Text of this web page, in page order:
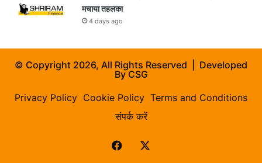
मचाया तहलका
4 days ago
© Copyright 2026, All Rights Reserved | Developed
ByCSG
Privacy Policy Cookie Policy Terms and Conditions
संपर्क करें
Facebook